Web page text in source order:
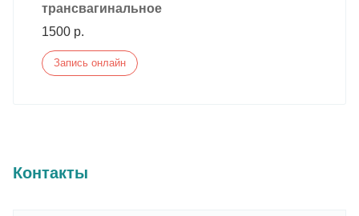
трансвагинальное
1500 р.
Запись онлайн
Контакты